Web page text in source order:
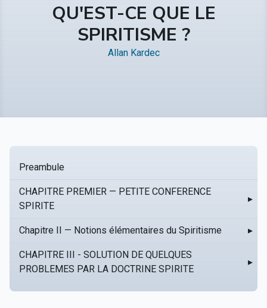
QU'EST-CE QUE LE
SPIRITISME ?
Allan Kardec
Preambule
CHAPITRE PREMIER — PETITE CONFERENCE
SPIRITE
▸
Chapitre II — Notions élémentaires du Spiritisme ▸
CHAPITRE III - SOLUTION DE QUELQUES
PROBLEMES PAR LA DOCTRINE SPIRITE
▸